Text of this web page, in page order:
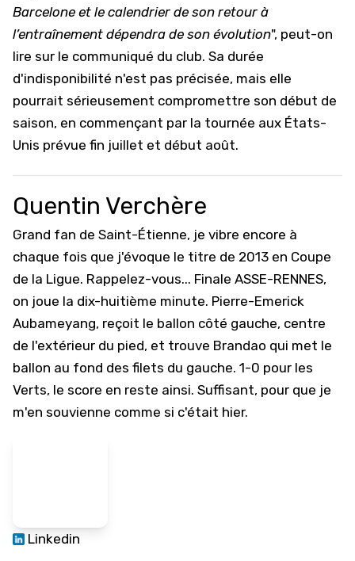
Barcelone et le calendrier de son retour à
l’entraînement dépendra de son évolution", peut-on
lire sur le communiqué du club. Sa durée
d'indisponibilité n'est pas précisée, mais elle
pourrait sérieusement compromettre son début de
saison, en commençant par la tournée aux États-
Unis prévue fin juillet et début août.
Quentin Verchère
Grand fan de Saint-Étienne, je vibre encore à
chaque fois que j'évoque le titre de 2013 en Coupe
de la Ligue. Rappelez-vous... Finale ASSE-RENNES,
on joue la dix-huitième minute. Pierre-Emerick
Aubameyang, reçoit le ballon côté gauche, centre
de l'extérieur du pied, et trouve Brandao qui met le
ballon au fond des filets du gauche. 1-0 pour les
Verts, le score en reste ainsi. Suffisant, pour que je
m'en souvienne comme si c'était hier.
Linkedin